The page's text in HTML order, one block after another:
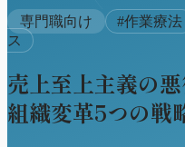
専門職向け #作業療法
ス
売上至上主義の
組織変革5つの戦